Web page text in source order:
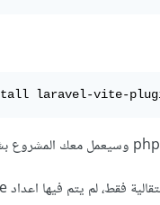
laravel-vite-